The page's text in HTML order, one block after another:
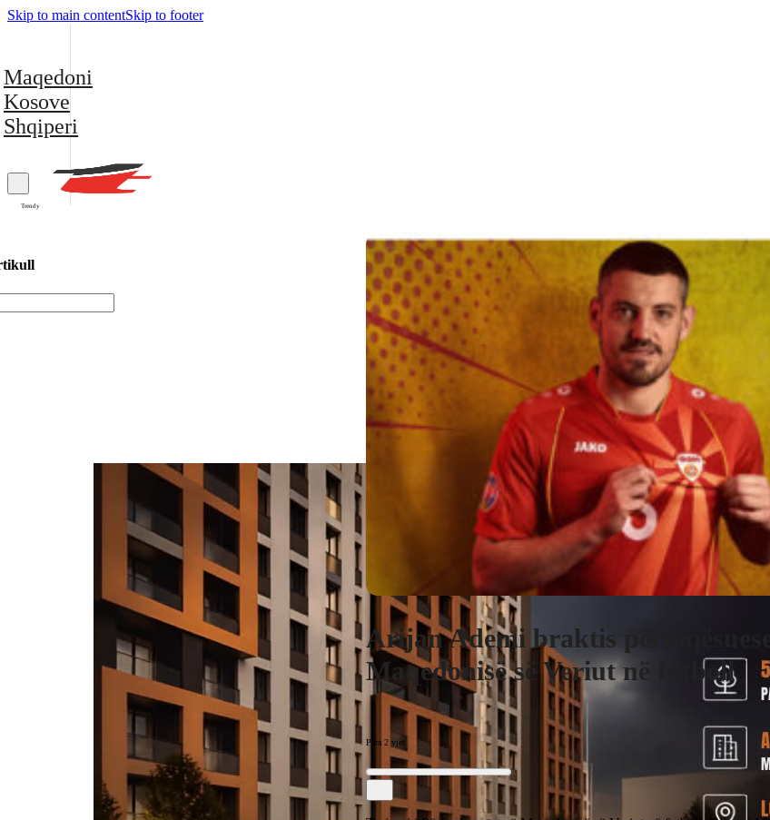
Skip to main contentSkip to footer
Maqedoni
Kosove
Shqiperi
Trendy
Arijan Ademi braktis
Maqedonisë së Veriut në futboll
Para 2 vjet